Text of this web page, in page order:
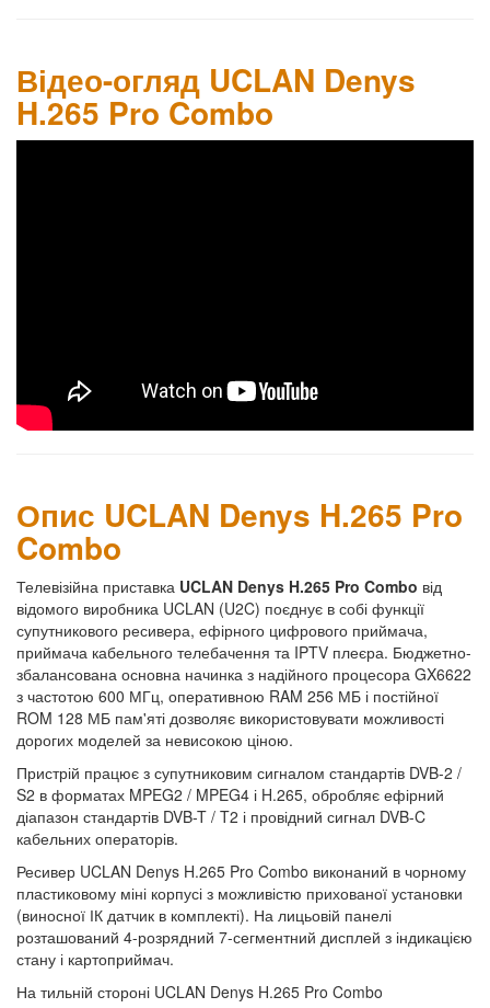
Відео-огляд UCLAN Denys
H.265 Pro Combo
Опис UCLAN Denys H.265 Pro
Combo
Телевізійна приставка UCLAN Denys H.265 Pro Combo від
відомого виробника UCLAN (U2C) поєднує в собі функції
супутникового ресивера, ефірного цифрового приймача,
приймача кабельного телебачення та IPTV плеєра. Бюджетно-
збалансована основна начинка з надійного процесора GX6622
з частотою 600 МГц, оперативною RAM 256 МБ і постійної
ROM 128 МБ пам'яті дозволяє використовувати можливості
дорогих моделей за невисокою ціною.
Пристрій працює з супутниковим сигналом стандартів DVB-2 /
S2 в форматах MPEG2 / MPEG4 і H.265, обробляє ефірний
діапазон стандартів DVB-T / T2 і провідний сигнал DVB-C
кабельних операторів.
Ресивер UCLAN Denys H.265 Pro Combo виконаний в чорному
пластиковому міні корпусі з можливістю прихованої установки
(виносної ІК датчик в комплекті). На лицьовій панелі
розташований 4-розрядний 7-сегментний дисплей з індикацією
стану і картоприймач.
На тильній стороні UCLAN Denys H.265 Pro Combo